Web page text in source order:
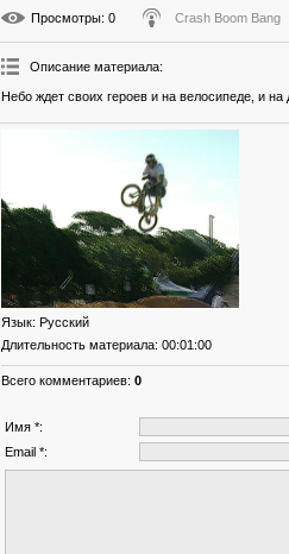
Просмотры: 0 Crash Boom Bang
Описание материала:
Небо ждет своих героев и на велосипеде, и на
Язык: Русский
Длительность материала: 00:01:00
Всего комментариев: 0
Имя *:
Email *: